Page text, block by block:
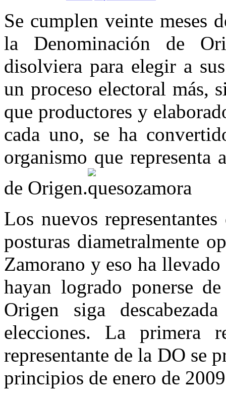
Se cumplen veinte meses
la Denominación de
disolviera para elegir a
un proceso electoral más,
que productores y
cada uno, se ha
organismo que
de Origen.
Los nuevos
posturas diametralmente
Zamorano y eso ha
hayan logrado ponerse
Origen siga
elecciones. La primera
representante de la DO se
principios de enero de